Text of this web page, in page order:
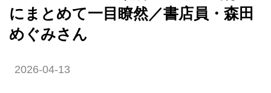
にまとめて一目瞭然／書店員・森田
めぐみさん
2026-04-13